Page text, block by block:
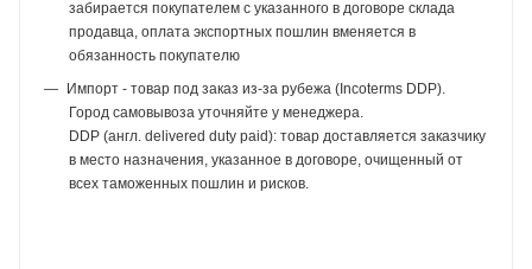
забирается покупателем с указанного в договоре склада
продавца, оплата экспортных пошлин вменяется в
обязанность покупателю
Импорт - товар под заказ из-за рубежа (Incoterms DDP).
Город самовывоза уточняйте у менеджера.
DDP (англ. delivered duty paid): товар доставляется заказчику
в место назначения, указанное в договоре, очищенный от
всех таможенных пошлин и рисков.